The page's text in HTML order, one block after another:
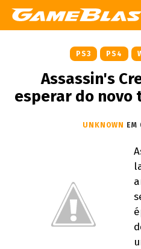
PS3 PS4
Assassin's
esperar do
UNKNOWN